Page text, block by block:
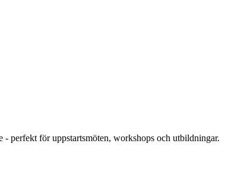
perfekt för uppstartsmöten, workshops och utbildningar.